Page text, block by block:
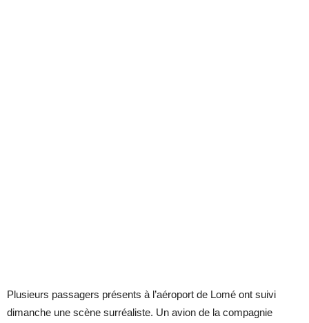
Plusieurs passagers présents à l’aéroport de Lomé ont suivi
dimanche une scène surréaliste. Un avion de la compagnie